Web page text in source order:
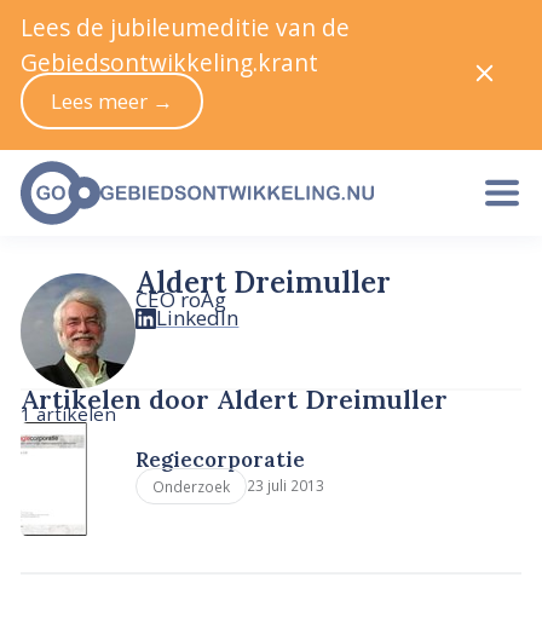
Aldert Dreimuller
CEO roAg
LinkedIn
Artikelen door Aldert Dreimuller
1 artikelen
Regiecorporatie
Onderzoek 23 juli 2013
Lees de jubileumeditie van de
Gebiedsontwikkeling.krant
Lees meer →